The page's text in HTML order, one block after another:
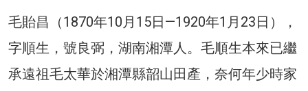
毛貽昌（1870年10月15日—1920年1月23日），
字順生，號良弼，湖南湘潭人。毛順生本來已繼
承遠祖毛太華於湘潭縣韶山田產，奈何年少時家